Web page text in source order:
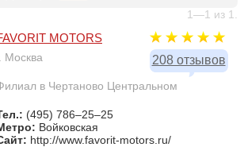
1—1 из 1.
208 отзывов
MOTORS
Москва
в Чертаново Центральном
(495) 786–25–25
Войковская
http://www.favorit-motors.ru/